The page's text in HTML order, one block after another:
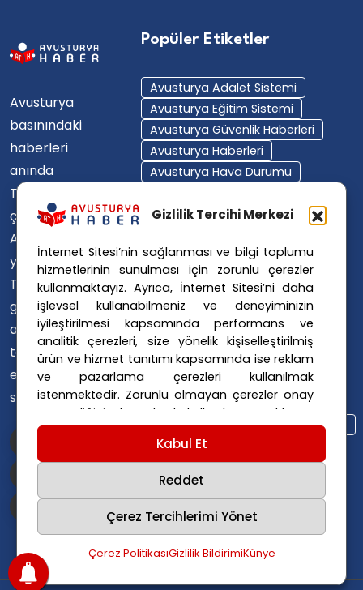
Gizlilik Tercihi Merkezi
İnternet Sitesi’nin sağlanması ve bilgi toplumu
hizmetlerinin sunulması için zorunlu çerezler
kullanmaktayız. Ayrıca, İnternet Sitesi’ni daha
işlevsel kullanabilmeniz ve deneyiminizin
iyileştirilmesi kapsamında performans ve
analitik çerezleri, size yönelik kişiselleştirilmiş
ürün ve hizmet tanıtımı kapsamında ise reklam
ve pazarlama çerezleri kullanılmak
istenmektedir. Zorunlu olmayan çerezler onay
vermediğiniz durumlarda kullanılmayacaktır.
Ayarlarınız 365 gün saklanır.
veGizlilik Politikasıiçin linklere tıklayınız.
Kabul Et
Reddet
Çerez Tercihlerimi Yönet
Çerez PolitikasıGizlilik BildirimiKünye
Avusturya
basınındaki
haberleri
anında
Türkçe'ye
çevirerek,
Avusturya'da
yaşayan
Türklerin ülke
gündemini
ana dillerinde
takip
etmelerini
sağlıyoruz.
Popüler Etiketler
Avusturya Adalet Sistemi
Avusturya Eğitim Sistemi
Avusturya Güvenlik Haberleri
Avusturya Haberleri
Avusturya Hava Durumu
Avusturya Polisi
Avusturya Polis Soruşturması
Avusturya Sağlık Sistemi
Avusturya Siyaseti
Avusturya Suç Haberleri
Avusturya Trafik Haberleri
Donald Trump
FPÖ
Graz Okul Saldırısı
Internet Dolandırıcılığı
Itfaiye Müdahalesi
Viyana Polisi
Viyana Suç Haberleri